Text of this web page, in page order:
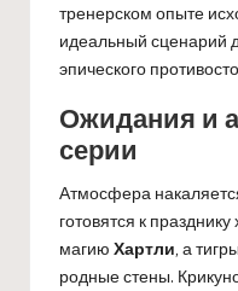
тренерском опыте
идеальный сценарий
эпического
Ожидания и
серии
Атмосфера
готовятся к
магию Хартли, а
родные стены.